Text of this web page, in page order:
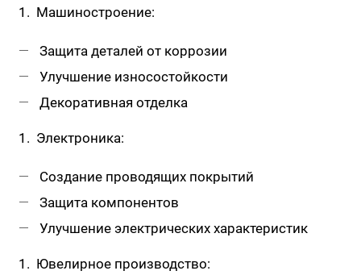
Машиностроение:
Защита деталей от коррозии
Улучшение износостойкости
Декоративная отделка
Электроника:
Создание проводящих покрытий
Защита компонентов
Улучшение электрических характеристик
Ювелирное производство: